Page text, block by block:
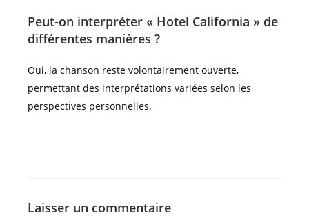
Peut-on interpréter « Hotel California » de
différentes manières ?
Oui, la chanson reste volontairement ouverte,
permettant des interprétations variées selon les
perspectives personnelles.
Laisser un commentaire